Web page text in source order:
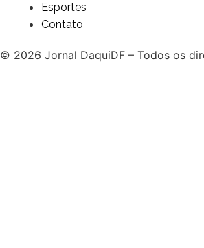
Esportes
Contato
© 2026 Jornal DaquiDF – Todos os